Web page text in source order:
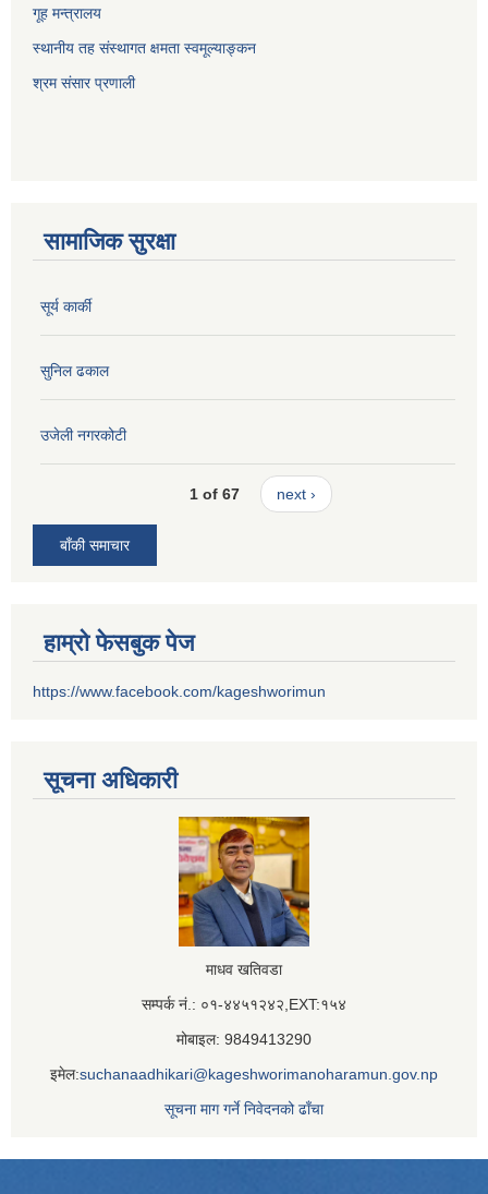
गूह मन्त्रालय
स्थानीय तह संस्थागत क्षमता स्वमूल्याङ्कन
श्रम संसार प्रणाली
सामाजिक सुरक्षा
सूर्य कार्की
सुनिल ढकाल
उजेली नगरकोटी
1 of 67 next ›
बाँकी समाचार
हाम्रो फेसबुक पेज
https://www.facebook.com/kageshworimun
सूचना अधिकारी
माधव खतिवडा
सम्पर्क नं.: ०१-४४५१२४२,EXT:१५४
मोबाइल: 9849413290
इमेल:suchanaadhikari@kageshworimanoharamun.gov.np
सूचना माग गर्ने निवेदनको ढाँचा